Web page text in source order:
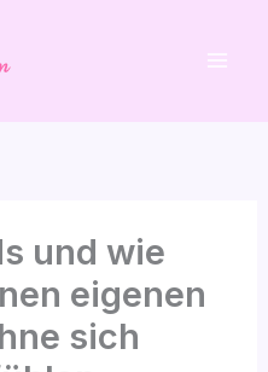
und wie
eigenen
sich